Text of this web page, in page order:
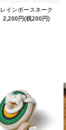
レインボースネーク
2,200円(税200円)